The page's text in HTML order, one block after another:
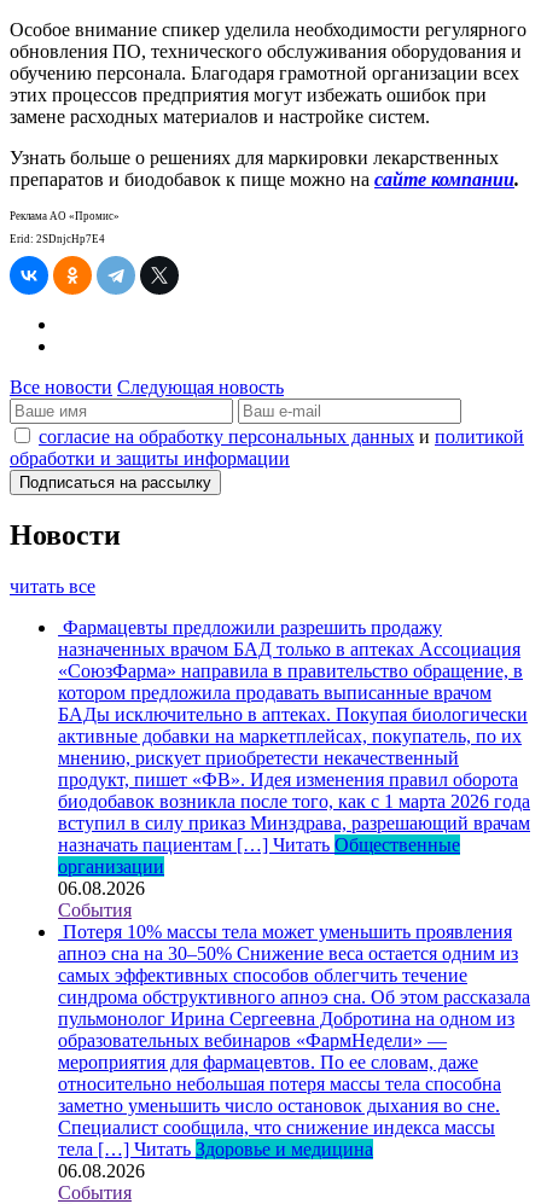
Особое внимание спикер уделила необходимости регулярного
обновления ПО, технического обслуживания оборудования и
обучению персонала. Благодаря грамотной организации всех
этих процессов предприятия могут избежать ошибок при
замене расходных материалов и настройке систем.
Узнать больше о решениях для маркировки лекарственных
препаратов и биодобавок к пище можно на сайте компании.
Реклама АО «Промис»
Erid: 2SDnjcHp7E4
Все новости Следующая новость
согласие на обработку персональных данных и политикой
обработки и защиты информации
Новости
читать все
Фармацевты предложили разрешить продажу
назначенных врачом БАД только в аптеках Ассоциация
«СоюзФарма» направила в правительство обращение, в
котором предложила продавать выписанные врачом
БАДы исключительно в аптеках. Покупая биологически
активные добавки на маркетплейсах, покупатель, по их
мнению, рискует приобретести некачественный
продукт, пишет «ФВ». Идея изменения правил оборота
биодобавок возникла после того, как с 1 марта 2026 года
вступил в силу приказ Минздрава, разрешающий врачам
назначать пациентам […] Читать Общественные
организации
06.08.2026
События
Потеря 10% массы тела может уменьшить проявления
апноэ сна на 30–50% Снижение веса остается одним из
самых эффективных способов облегчить течение
синдрома обструктивного апноэ сна. Об этом рассказала
пульмонолог Ирина Сергеевна Добротина на одном из
образовательных вебинаров «ФармНедели» —
мероприятия для фармацевтов. По ее словам, даже
относительно небольшая потеря массы тела способна
заметно уменьшить число остановок дыхания во сне.
Специалист сообщила, что снижение индекса массы
тела […] Читать Здоровье и медицина
06.08.2026
События